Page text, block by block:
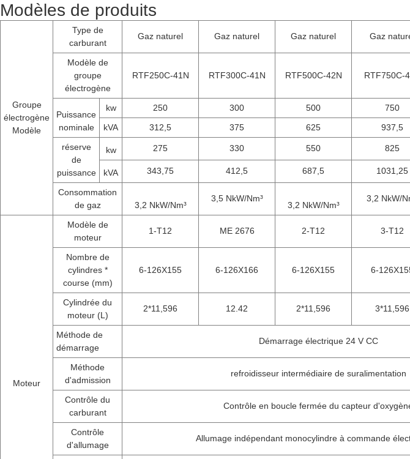
Modèles de produits
Groupe
électrogène
Modèle
Type de
carburant
Gaz naturel Gaz naturel Gaz naturel Gaz
Modèle de
groupe
électrogène
RTF250C-41N RTF300C-41N RTF500C-42N RTF750C-
Puissance
nominale
kw 250 300 500 750
kVA
312,5 375 625 937,5
réserve
de
puissance
kw 275 330 550 825
kVA 343,75 412,5 687,5 1031,25
Consommation
de gaz
3,2 NkW/Nm³
3,5 NkW/Nm³
3,2 NkW/Nm³
3,2 NkW/
Moteur
Modèle de
moteur
1-T12 ME 2676 2-T12 3-T12
Nombre de
cylindres *
course (mm)
6-126X155 6-126X166 6-126X155 6-
Cylindrée du
moteur (L)
2*11,596 12.42 2*11,596 3*11,596
Méthode de
démarrage
Démarrage électrique 24 V CC
Méthode
d'admission
refroidisseur intermédiaire de suralimentation
Contrôle du
carburant
Contrôle en boucle fermée du capteur
Contrôle
d'allumage
Allumage indépendant monocylindre à commande